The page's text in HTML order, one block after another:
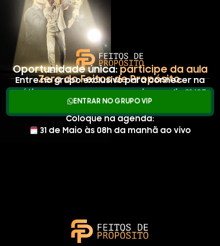
Oportunidade única:participe da aula
Zero do Feitos de Propósito.
Entre no grupo exclusivo para conhecer na
prática nosso programa ao vivo no dia 31/05.
ENTRAR NO GRUPO VIP
Coloque na agenda:
31 de Maio às 08h da manhã ao vivo